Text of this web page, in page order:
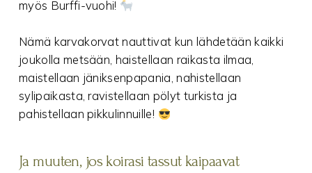
myös Burffi-vuohi!
Nämä karvakorvat nauttivat kun lähdetään kaikki
joukolla metsään, haistellaan raikasta ilmaa,
maistellaan jäniksenpapania, nahistellaan
sylipaikasta, ravistellaan pölyt turkista ja
pahistellaan pikkulinnuille!
Ja muuten, jos koirasi tassut kaipaavat